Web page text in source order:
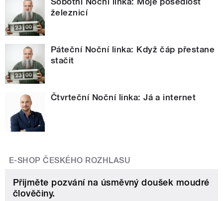
železnicí
Páteční Noční linka: Když čáp přestane
stačit
Čtvrteční Noční linka: Já a internet
E-SHOP ČESKÉHO ROZHLASU
Přijměte pozvání na úsměvný doušek moudré
člověčiny.